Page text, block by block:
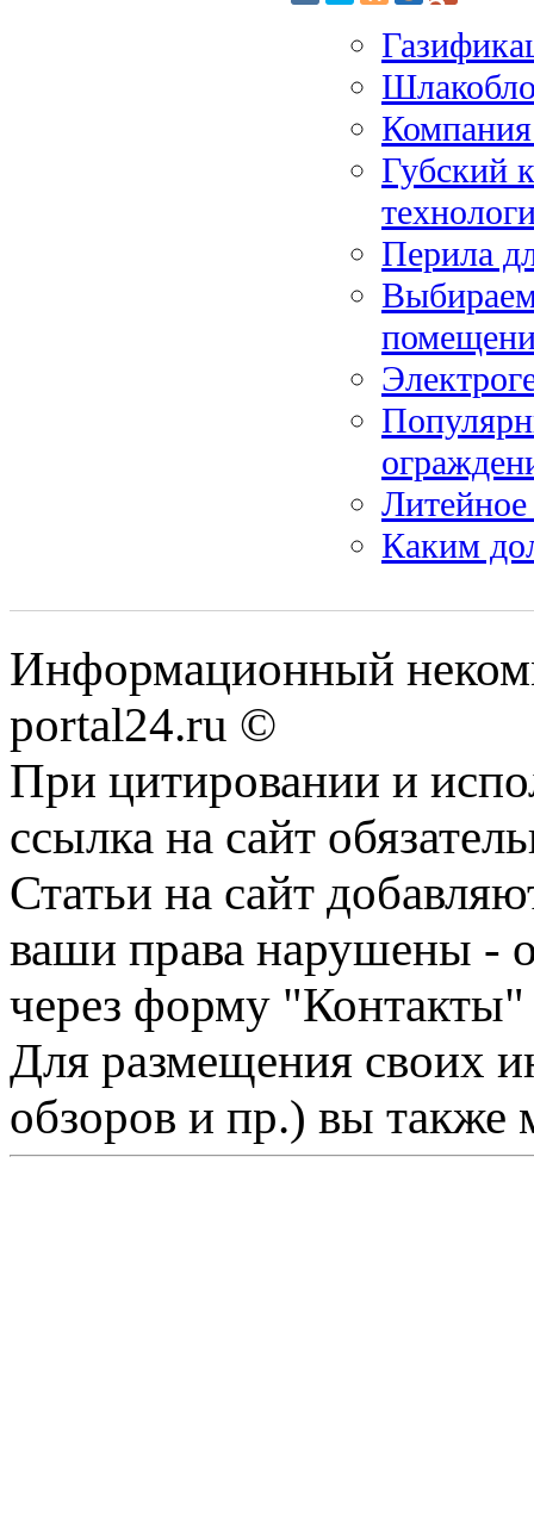
Компания
Губский
Перила
Литейное
Каким
Информационный
portal24.ru ©
При цитировании и
ссылка на сайт
Статьи на сайт
ваши права нарушены -
через форму "Контакты"
Для размещения своих
обзоров и пр.) вы также